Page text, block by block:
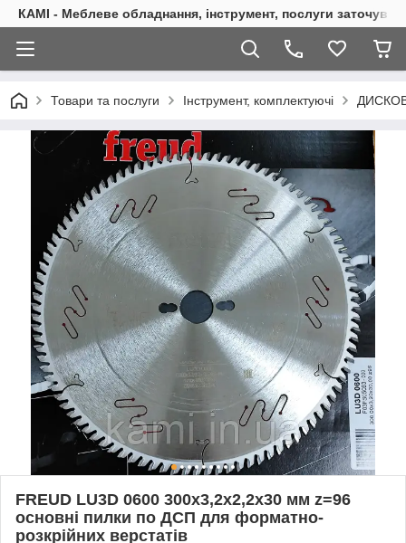
КАМІ - Меблеве обладнання, інструмент, послуги
Товари та послуги Інструмент, комплектуючі
FREUD LU3D 0600 300х3,2х2,2х30 мм z=96
основні пилки по ДСП для форматно-
розкрійних верстатів